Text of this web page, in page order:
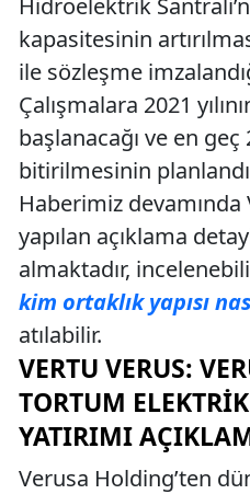
kapasitesinin
ile sözleşme
Çalışmalara 2021
başlanacağı ve en geç
bitirilmesinin
Haberimiz devamında
yapılan açıklama
almaktadır,
kim ortaklık yapısı
atılabilir.
VERTU VERUS:
TORTUM
YATIRIMI
Verusa Holding’ten